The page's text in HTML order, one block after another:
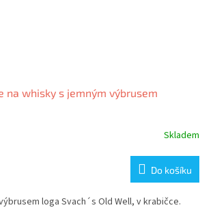
na whisky s jemným výbrusem
Skladem
Do košíku
loga Svach´s Old Well, v krabičce.